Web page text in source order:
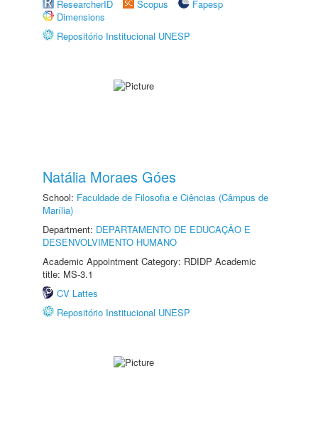
ResearcherID
Scopus
Fapesp
Dimensions
Repositório Institucional UNESP
Natália Moraes Góes
School: Faculdade de Filosofia e Ciências (Câmpus de
Marília)
Department: DEPARTAMENTO DE EDUCAÇÃO E
DESENVOLVIMENTO HUMANO
Academic Appointment Category: RDIDP Academic
title: MS-3.1
CV Lattes
Repositório Institucional UNESP